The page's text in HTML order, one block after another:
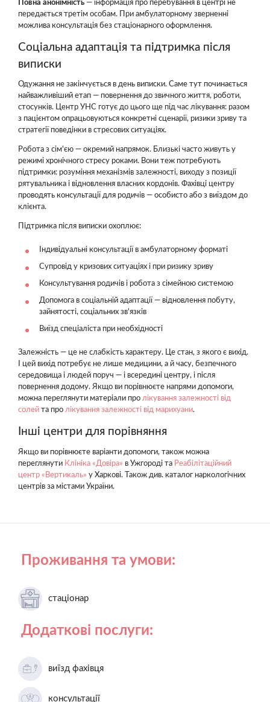
Повна анонімність — інформація про перебування в центрі не
передається третім особам. При амбулаторному зверненні
можлива консультація без стаціонарного оформлення.
Соціальна адаптація та підтримка після
виписки
Одужання не закінчується в день виписки. Саме тут починається
найважливіший етап — повернення до звичного життя, роботи,
стосунків. Центр УНС готує до цього ще під час лікування: разом
з пацієнтом опрацьовуються конкретні сценарії, ризики зриву та
стратегії поведінки в стресових ситуаціях.
Робота з сім'єю — окремий напрямок. Близькі часто живуть у
режимі хронічного стресу роками. Вони теж потребують
підтримки: розуміння механізмів залежності, виходу з позиції
рятувальника і відновлення власних кордонів. Фахівці центру
проводять консультації для родичів — особисто або з виїздом до
клієнта.
Підтримка після виписки охоплює:
Індивідуальні консультації в амбулаторному форматі
Супровід у кризових ситуаціях і при ризику зриву
Консультування родичів і робота з сімейною системою
Допомога в соціальній адаптації — відновлення побуту,
зайнятості, соціальних зв'язків
Виїзд спеціаліста при необхідності
Залежність — це не слабкість характеру. Це стан, з якого є вихід.
І цей вихід потребує не лише медицини, а й часу, безпечного
середовища і людей поруч — і всередині центру, і після
повернення додому. Якщо ви порівнюєте напрями допомоги,
можна переглянути матеріали про лікування залежності від
солей та про лікування залежності від марихуани.
Інші центри для порівняння
Якщо ви порівнюєте варіанти допомоги, також можна
переглянути Клініка «Довіра» в Ужгороді та Реабілітаційний
центр «Вертикаль» у Харкові. Також див. каталог наркологічних
центрів за містами України.
Проживання та умови:
стаціонар
Додаткові послуги:
виїзд фахівця
консультації